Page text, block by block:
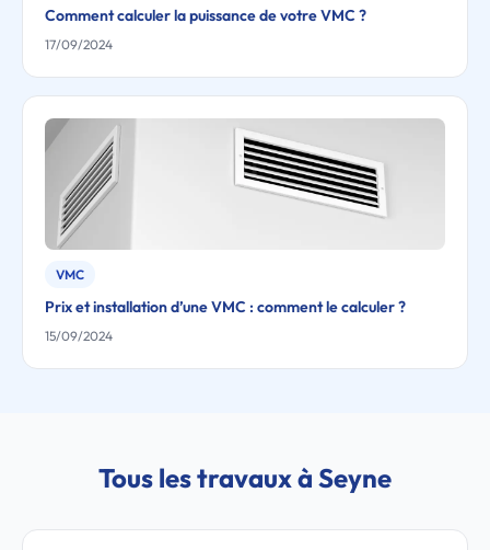
Comment calculer la puissance de votre VMC ?
17/09/2024
VMC
Prix et installation d’une VMC : comment le calculer ?
15/09/2024
Tous les travaux à Seyne